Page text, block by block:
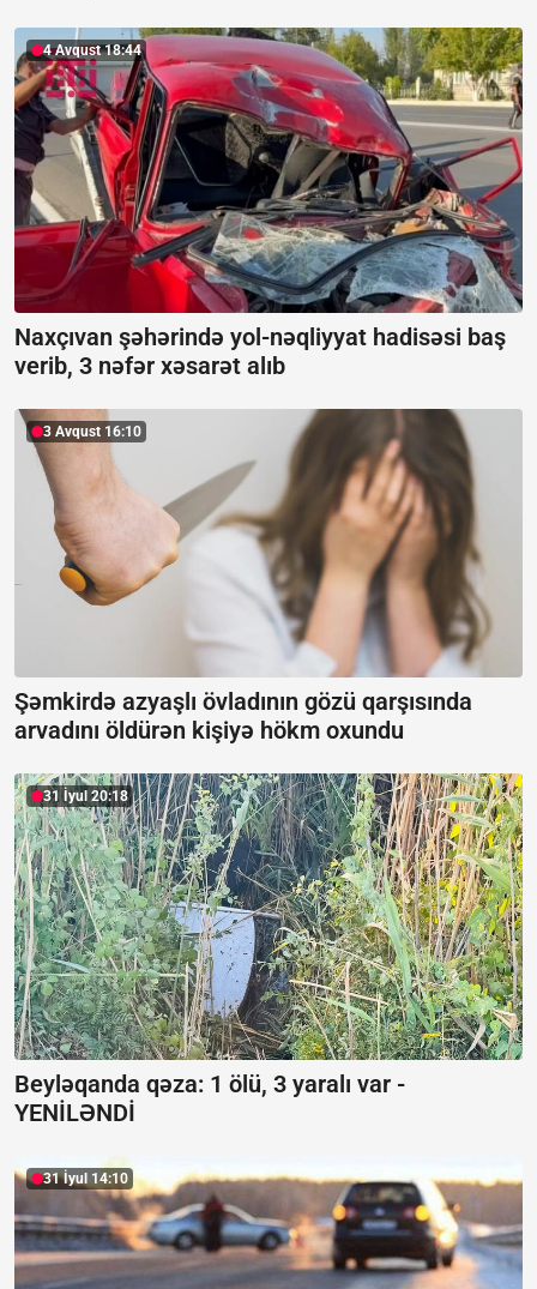
4 Avqust 18:44
Naxçıvan şəhərində yol-nəqliyyat hadisəsi baş
verib, 3 nəfər xəsarət alıb
3 Avqust 16:10
Şəmkirdə azyaşlı övladının gözü qarşısında
arvadını öldürən kişiyə hökm oxundu
31 İyul 20:18
Beyləqanda qəza: 1 ölü, 3 yaralı var -
YENİLƏNDİ
31 İyul 14:10